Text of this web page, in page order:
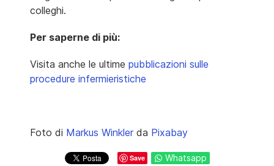
colleghi.
Per saperne di più:
Visita anche le ultime pubblicazioni sulle
procedure infermieristiche
Foto di Markus Winkler da Pixabay
Save Whatsapp